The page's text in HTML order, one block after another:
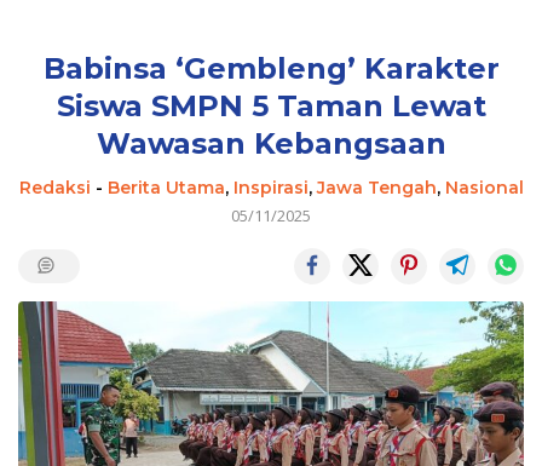
Babinsa ‘Gembleng’ Karakter
Siswa SMPN 5 Taman Lewat
Wawasan Kebangsaan
Redaksi - Berita Utama, Inspirasi,Jawa Tengah, Nasional
05/11/2025